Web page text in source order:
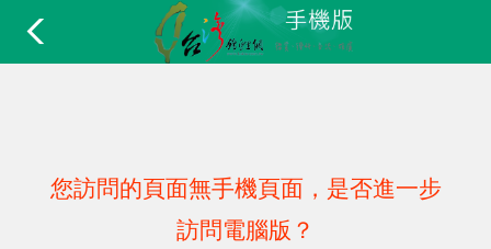
您訪問的頁面無手機頁面，是否進一步
訪問電腦版？